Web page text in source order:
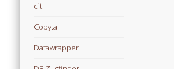
c´t
Copy.ai
Datawrapper